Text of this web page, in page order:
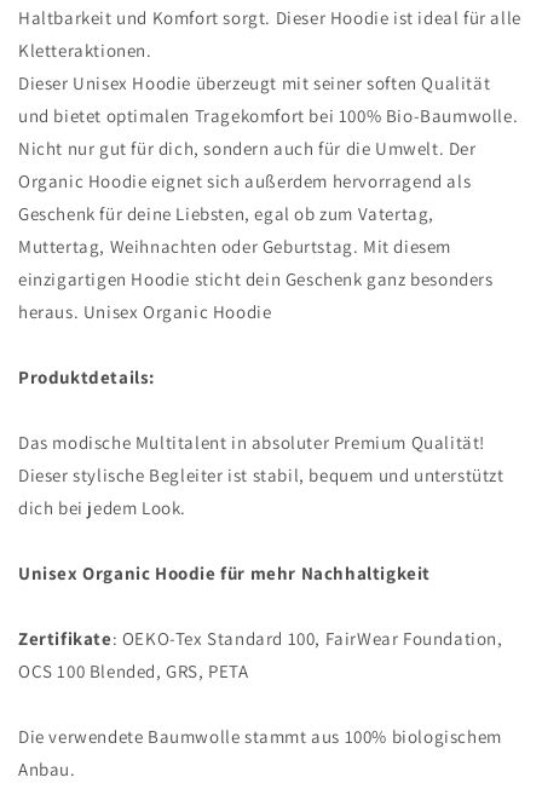
Haltbarkeit und Komfort sorgt. Dieser Hoodie ist ideal für alle
Kletteraktionen.
Dieser Unisex Hoodie überzeugt mit seiner soften Qualität
und bietet optimalen Tragekomfort bei 100% Bio-Baumwolle.
Nicht nur gut für dich, sondern auch für die Umwelt. Der
Organic Hoodie eignet sich außerdem hervorragend als
Geschenk für deine Liebsten, egal ob zum Vatertag,
Muttertag, Weihnachten oder Geburtstag. Mit diesem
einzigartigen Hoodie sticht dein Geschenk ganz besonders
heraus. Unisex Organic Hoodie
Produktdetails:
Das modische Multitalent in absoluter Premium Qualität!
Dieser stylische Begleiter ist stabil, bequem und unterstützt
dich bei jedem Look.
Unisex Organic Hoodie für mehr Nachhaltigkeit
Zertifikate: OEKO-Tex Standard 100, FairWear Foundation,
OCS 100 Blended, GRS, PETA
Die verwendete Baumwolle stammt aus 100% biologischem
Anbau.